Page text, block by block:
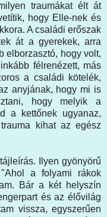
traumákat élt át
hogy Elle-nek és
A családi erőszak
át a gyerekek, arra
elborzasztó, hogy volt,
félrenézett, más
a családi kötelék,
anyjának, hogy mi is
hogy melyik a
a kettőnek ugyanaz,
kihat az egész
Ilyen gyönyörű
a folyami rákok
Bár a két helyszín
és az élővilág
vissza, egyszerűen